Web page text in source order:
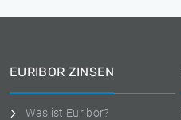
EURIBOR ZINSEN
Was ist Euribor?